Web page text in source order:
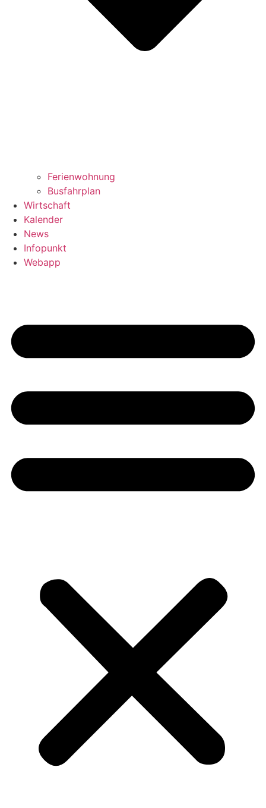
Ferienwohnung
Busfahrplan
Wirtschaft
Kalender
News
Infopunkt
Webapp